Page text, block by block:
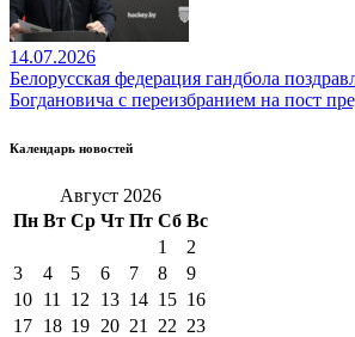
14.07.2026
Белорусская федерация гандбола
Богдановича с переизбранием на пост
Календарь новостей
Август 2026
Пн Вт Ср Чт Пт Сб Вс
1
2
3
4 5 6 7 8
9
10 11 12 13 14 15 16
17 18 19 20 21 22 23